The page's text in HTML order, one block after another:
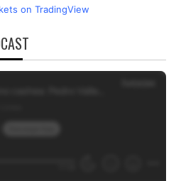
on TradingView